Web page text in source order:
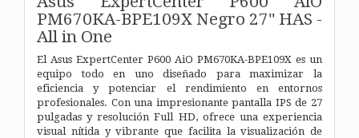
PM670KA-BPE109X Negro 27" HAS -
All in One
El Asus ExpertCenter P600 AiO PM670KA-BPE109X es un
equipo todo en uno diseñado para maximizar la
eficiencia y potenciar el rendimiento en entornos
profesionales. Con una impresionante pantalla IPS de 27
pulgadas y resolución Full HD, ofrece una experiencia
visual nítida y vibrante que facilita la visualización de